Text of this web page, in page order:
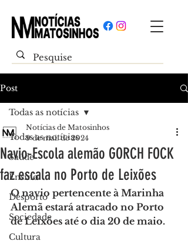
Post
Todas as notícias
Saúde
Ensino
Desporto
Sociedade
Cultura
Todas as notícias
Navio-Escola alemão GORCH FOCK
faz escala no Porto de Leixões
Notícias de Matosinhos
9 de mai. de 2024
O navio pertencente à Marinha
Alemã estará atracado no Porto
de Leixões até o dia 20 de maio.